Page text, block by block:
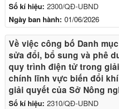
Số kí hiệu: 2300/QĐ-UBND
Ngày ban hành: 01/06/2026
Số kí hiệu: 2310/QĐ-UBND
Về việc công bố Danh
sửa đổi, bổ sung và phê
quy trình điện tử trong
chính lĩnh vực biến đổi
giải quyết của Sở Nông